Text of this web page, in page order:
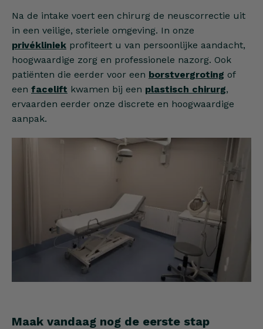
Na de intake voert een chirurg de neuscorrectie uit
in een veilige, steriele omgeving. In onze
privékliniek profiteert u van persoonlijke aandacht,
hoogwaardige zorg en professionele nazorg. Ook
patiënten die eerder voor een borstvergroting of
een facelift kwamen bij een plastisch chirurg,
ervaarden eerder onze discrete en hoogwaardige
aanpak.
Maak vandaag nog de eerste stap